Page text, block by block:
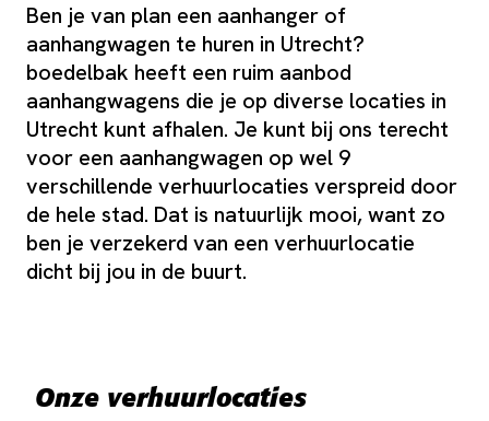
Ben je van plan een aanhanger of
aanhangwagen te huren in Utrecht?
boedelbak heeft een ruim aanbod
aanhangwagens die je op diverse locaties in
Utrecht kunt afhalen. Je kunt bij ons terecht
voor een aanhangwagen op wel 9
verschillende verhuurlocaties verspreid door
de hele stad. Dat is natuurlijk mooi, want zo
ben je verzekerd van een verhuurlocatie
dicht bij jou in de buurt.
Onze verhuurlocaties